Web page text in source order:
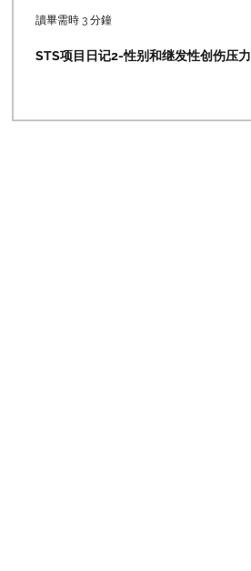
STS项目日记2-性别和继发性创伤压力
讀畢需時 3 分鐘